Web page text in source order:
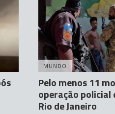
MUNDO
Pelo menos 11
operação policial
Rio de Janeiro